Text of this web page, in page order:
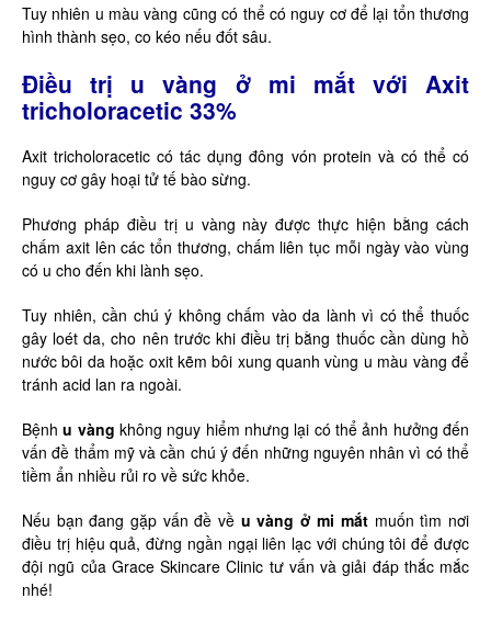
Tuy nhiên u màu vàng cũng có thể có nguy cơ để lại tổn thương
hình thành sẹo, co kéo nếu đốt sâu.
Điều trị u vàng ở mi mắt với Axit
tricholoracetic 33%
Axit tricholoracetic có tác dụng đông vón protein và có thể có
nguy cơ gây hoại tử tế bào sừng.
Phương pháp điều trị u vàng này được thực hiện bằng cách
chấm axit lên các tổn thương, chấm liên tục mỗi ngày vào vùng
có u cho đến khi lành sẹo.
Tuy nhiên, cần chú ý không chấm vào da lành vì có thể thuốc
gây loét da, cho nên trước khi điều trị bằng thuốc cần dùng hồ
nước bôi da hoặc oxit kẽm bôi xung quanh vùng u màu vàng để
tránh acid lan ra ngoài.
Bệnhu vàng không nguy hiểm nhưng lại có thể ảnh hưởng đến
vấn đề thẩm mỹ và cần chú ý đến những nguyên nhân vì có thể
tiềm ẩn nhiều rủi ro về sức khỏe.
Nếu bạn đang gặp vấn đề về u vàng ở mi mắt muốn tìm nơi
điều trị hiệu quả, đừng ngần ngại liên lạc với chúng tôi để được
đội ngũ của Grace Skincare Clinic tư vấn và giải đáp thắc mắc
nhé!